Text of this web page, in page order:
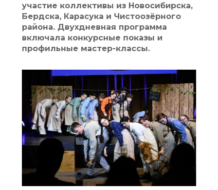
участие коллективы из Новосибирска,
Бердска, Карасука и Чистоозёрного
района. Двухдневная программа
включала конкурсные показы и
профильные мастер-классы.